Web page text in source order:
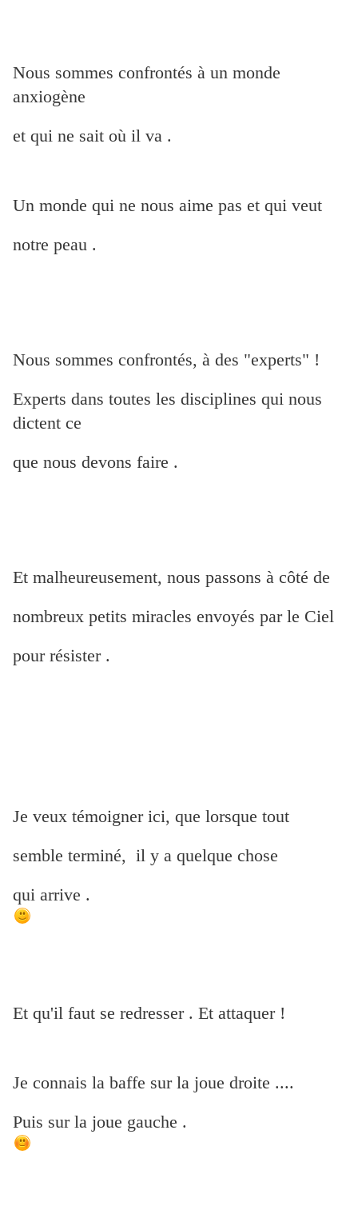
Nous sommes confrontés à un monde
anxiogène
et qui ne sait où il va .
Un monde qui ne nous aime pas et qui veut
notre peau .
Nous sommes confrontés, à des "experts" !
Experts dans toutes les disciplines qui nous
dictent ce
que nous devons faire .
Et malheureusement, nous passons à côté de
nombreux petits miracles envoyés par le Ciel
pour résister .
Je veux témoigner ici, que lorsque tout
semble terminé, il y a quelque chose
qui arrive .
Et qu'il faut se redresser . Et attaquer !
Je connais la baffe sur la joue droite ....
Puis sur la joue gauche .